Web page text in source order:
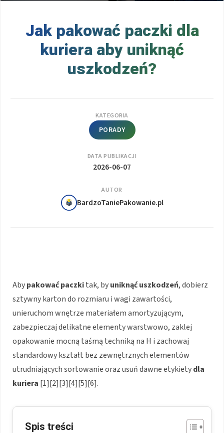
Jak pakować paczki dla
kuriera aby uniknąć
uszkodzeń?
KATEGORIA
PORADY
DATA PUBLIKACJI
2026-06-07
AUTOR
BardzoTaniePakowanie.pl
Abypakować paczkitak, byuniknąć uszkodzeń, dobierz
sztywny karton do rozmiaru i wagi zawartości,
unieruchom wnętrze materiałem amortyzującym,
zabezpieczaj delikatne elementy warstwowo, zaklej
opakowanie mocną taśmą techniką na H i zachowaj
standardowy kształt bez zewnętrznych elementów
utrudniających sortowanie oraz usuń dawne etykietydla
kuriera [1][2][3][4][5][6].
Spis treści